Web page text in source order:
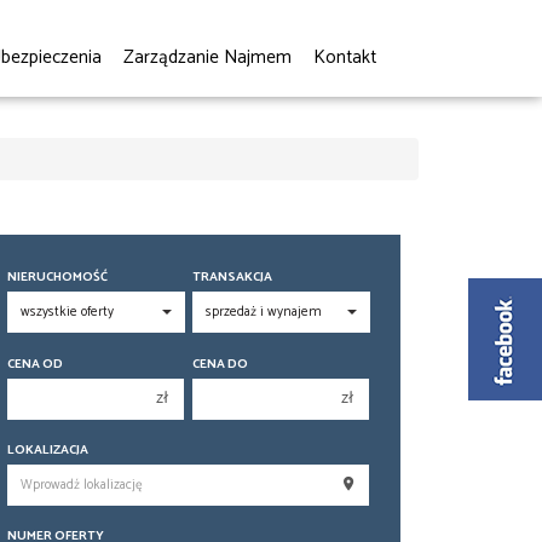
Zarządzanie Najmem Kontakt
NIERUCHOMOŚĆ TRANSAKCJA
CENA OD
zł
250 000 zł
CENA DO
zł
250 000 zł
LOKALIZACJA
NUMER OFERTY